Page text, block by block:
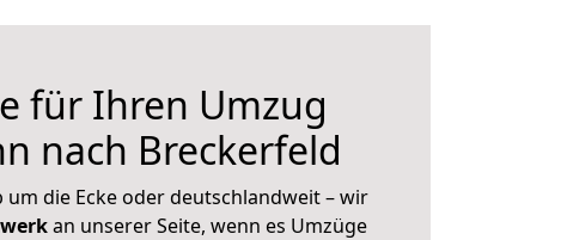
für Ihren Umzug
nach Breckerfeld
um die Ecke oder deutschlandweit – wir
an unserer Seite, wenn es Umzüge